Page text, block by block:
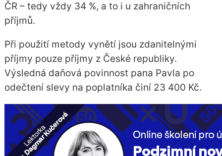
ČR – tedy vždy 34 %, a to i u zahraničních
příjmů.
Při použití metody vynětí jsou zdanitelnými
příjmy pouze příjmy z České republiky.
Výsledná daňová povinnost pana Pavla po
odečtení slevy na poplatníka činí 23 400 Kč.